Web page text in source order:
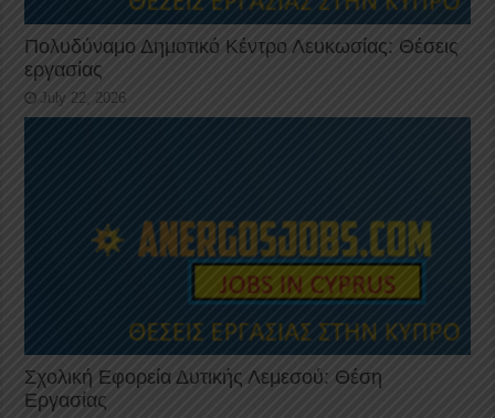
Πολυδύναμο Δημοτικό Κέντρο Λευκωσίας: Θέσεις
εργασίας
July 22, 2026
Σχολική Εφορεία Δυτικής Λεμεσού: Θέση
Εργασίας